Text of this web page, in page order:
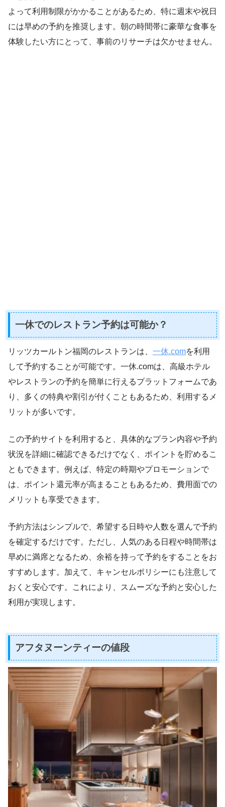
よって利用制限がかかることがあるため、特に週末や祝日
には早めの予約を推奨します。朝の時間帯に豪華な食事を
体験したい方にとって、事前のリサーチは欠かせません。
一休でのレストラン予約は可能か？
リッツカールトン福岡のレストランは、 一休.comを利用
して予約することが可能です。一休.comは、高級ホテル
やレストランの予約を簡単に行えるプラットフォームであ
り、多くの特典や割引が付くこともあるため、利用するメ
リットが多いです。
この予約サイトを利用すると、具体的なプラン内容や予約
状況を詳細に確認できるだけでなく、ポイントを貯めるこ
ともできます。例えば、特定の時期やプロモーションで
は、ポイント還元率が高まることもあるため、費用面での
メリットも享受できます。
予約方法はシンプルで、希望する日時や人数を選んで予約
を確定するだけです。ただし、人気のある日程や時間帯は
早めに満席となるため、余裕を持って予約をすることをお
すすめします。加えて、キャンセルポリシーにも注意して
おくと安心です。これにより、スムーズな予約と安心した
利用が実現します。
アフタヌーンティーの値段